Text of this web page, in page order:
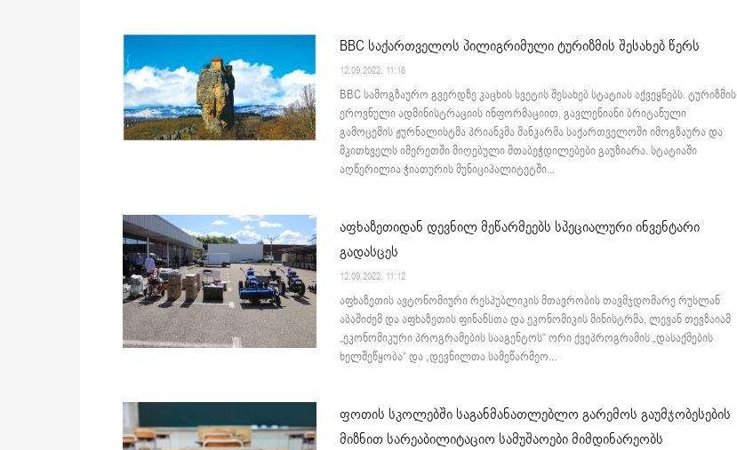
BBC საქართველოს პილიგრიმული ტურიზმის შესახებ წერს
12.09.2022. 11:16
BBC სამოგზაურო გვერდზე კაცხის სვეტის შესახებ სტატიას აქვეყნებს. ტურიზმის
ეროვნული ადმინისტრაციის ინფორმაციით, გავლენიანი ბრიტანული
გამოცემის ჟურნალისტმა პრიანკმა შანკარმა საქართველოში იმოგზაურა და
მკითხველს იმერეთში მიღებული შთაბეჭდილებები გაუზიარა. სტატიაში
აღწერილია ჭიათურის მუნიციპალიტეტში...
აფხაზეთიდან დევნილ მეწარმეებს სპეციალური ინვენტარი
გადასცეს
12.09.2022. 11:12
აფხაზეთის ავტონომიური რესპუბლიკის მთავრობის თავმჯდომარე რუსლან
აბაშიძემ და აფხაზეთის ფინანსთა და ეკონომიკის მინისტრმა, ლევან თევზაიამ
„ეკონომიკური პროგრამების სააგენტოს“ ორი ქვეპროგრამის „დასაქმების
ხელშეწყობა“ და „დევნილთა სამეწარმეო...
ფოთის სკოლებში საგანმანათლებლო გარემოს გაუმჯობესების
მიზნით სარეაბილიტაციო სამუშაოები მიმდინარეობს